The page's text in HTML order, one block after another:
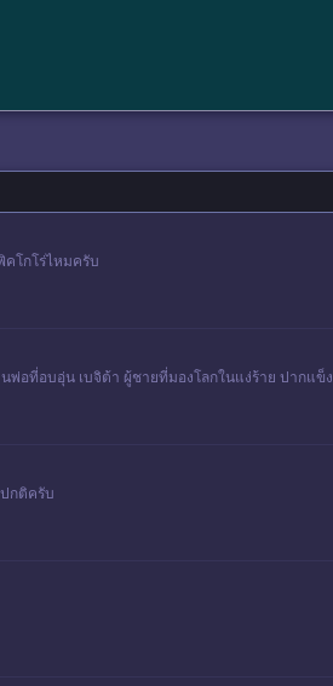
คโกโร่ไหมครับ
พ่อที่อบอุ่น เบจิต้า ผู้ชายที่มองโลกในแง่ร้าย ปากแข็ง
กติครับ